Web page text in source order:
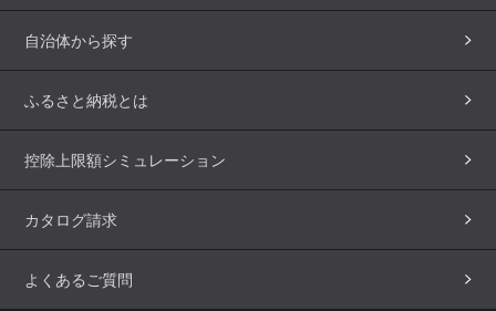
自治体から探す
ふるさと納税とは
控除上限額シミュレーション
カタログ請求
よくあるご質問